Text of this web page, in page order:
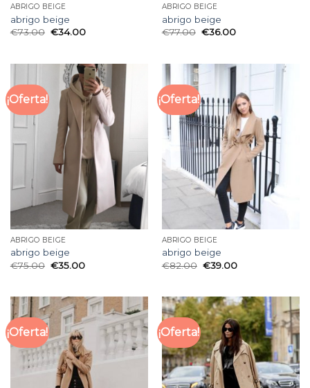
ABRIGO BEIGE
abrigo beige
€73.00 €34.00
ABRIGO BEIGE
abrigo beige
€77.00 €36.00
¡Oferta!
ABRIGO BEIGE
abrigo beige
€75.00 €35.00
¡Oferta!
ABRIGO BEIGE
abrigo beige
€82.00 €39.00
¡Oferta! ¡Oferta!